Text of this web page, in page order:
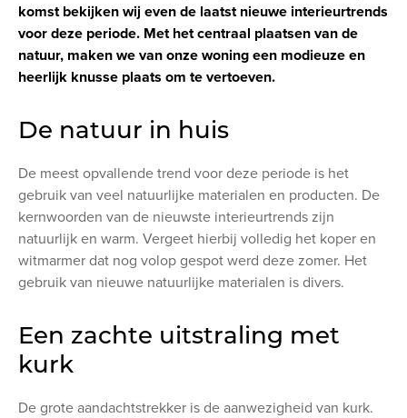
komst bekijken wij even de laatst nieuwe interieurtrends
voor deze periode. Met het centraal plaatsen van de
natuur, maken we van onze woning een modieuze en
heerlijk knusse plaats om te vertoeven.
De natuur in huis
De meest opvallende trend voor deze periode is het
gebruik van veel natuurlijke materialen en producten. De
kernwoorden van de nieuwste interieurtrends zijn
natuurlijk en warm. Vergeet hierbij volledig het koper en
witmarmer dat nog volop gespot werd deze zomer. Het
gebruik van nieuwe natuurlijke materialen is divers.
Een zachte uitstraling met
kurk
De grote aandachtstrekker is de aanwezigheid van kurk.